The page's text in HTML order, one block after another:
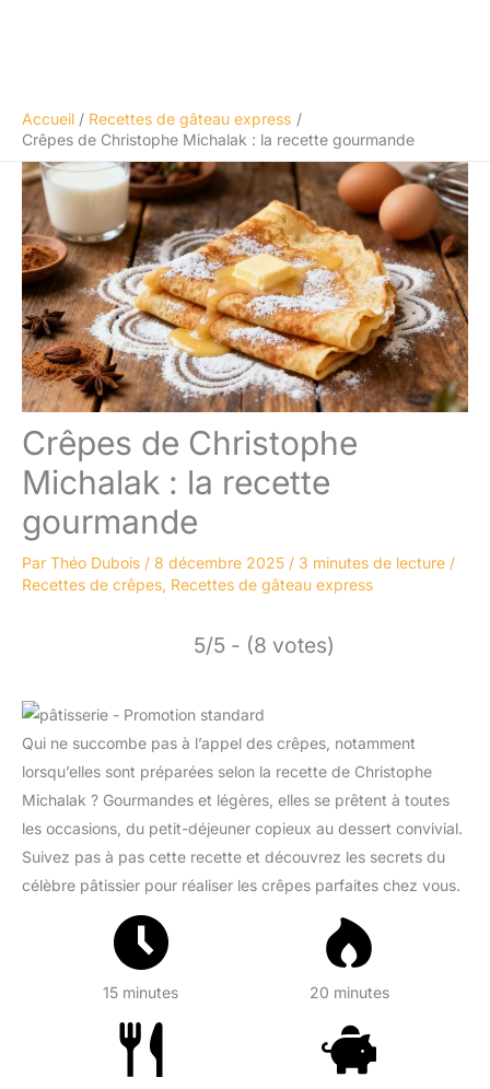
Accueil
Recettes de gâteau express
Crêpes de Christophe Michalak : la recette gourmande
Crêpes de Christophe
Michalak : la recette
gourmande
Par Théo Dubois / 8 décembre 2025 / 3 minutes de lecture /
Recettes de crêpes, Recettes de gâteau express
5/5 - (8 votes)
Qui ne succombe pas à l’appel des crêpes, notamment
lorsqu’elles sont préparées selon la recette de Christophe
Michalak ? Gourmandes et légères, elles se prêtent à toutes
les occasions, du petit-déjeuner copieux au dessert convivial.
Suivez pas à pas cette recette et découvrez les secrets du
célèbre pâtissier pour réaliser les crêpes parfaites chez vous.
15 minutes 20 minutes